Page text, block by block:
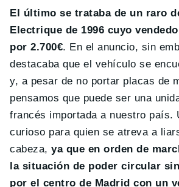
El último se trataba de un raro
Electrique de 1996 cuyo
por 2.700€. En el anuncio, sin
destacaba que el vehículo se
y, a pesar de no portar placas de
pensamos que puede ser una
francés importada a nuestro país.
curioso para quien se atreva a
cabeza,ya que en orden de
la situación de poder circular
por el centro de Madrid con un